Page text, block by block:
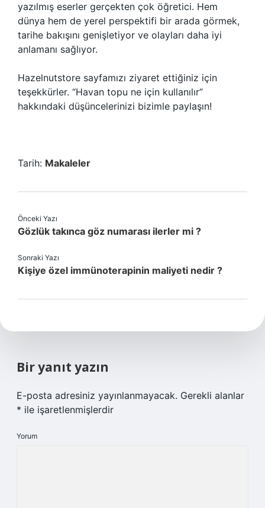
yazılmış eserler gerçekten çok öğretici. Hem
dünya hem de yerel perspektifi bir arada görmek,
tarihe bakışını genişletiyor ve olayları daha iyi
anlamanı sağlıyor.
Hazelnutstore sayfamızı ziyaret ettiğiniz için
teşekkürler. “Havan topu ne için kullanılır”
hakkındaki düşüncelerinizi bizimle paylaşın!
Tarih: Makaleler
Önceki Yazı
Gözlük takınca göz numarası ilerler mi ?
Sonraki Yazı
Kişiye özel immünoterapinin maliyeti nedir ?
Bir yanıt yazın
E-posta adresiniz yayınlanmayacak. Gerekli alanlar
* ile işaretlenmişlerdir
Yorum